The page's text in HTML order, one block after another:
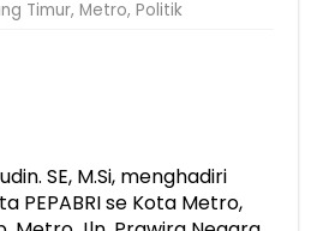
KM Mutiara Sentosa II di RS PHC
II di Perairan Sumenep
Nilai Agama
Timur, Metro, Politik
SE, M.Si, menghadiri
PEPABRI se Kota Metro,